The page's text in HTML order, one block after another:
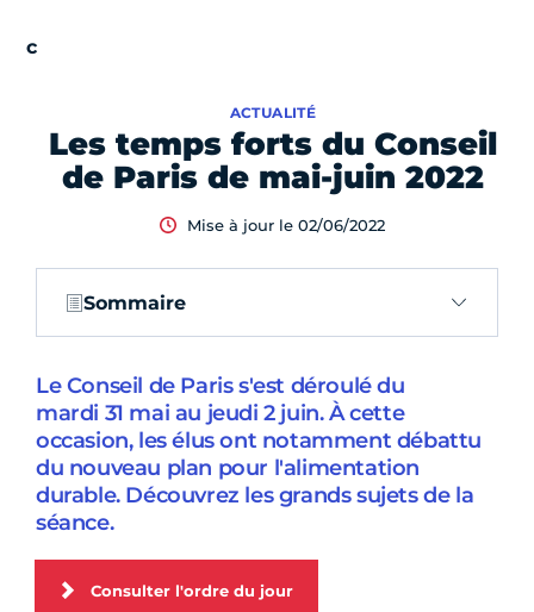
Les temps forts du Conseil
de Paris de mai-juin 2022
ACTUALITÉ
Mise à jour le 02/06/2022
Sommaire
Le Conseil de Paris s'est déroulé du
mardi 31 mai au jeudi 2 juin. À cette
occasion, les élus ont notamment débattu
du nouveau plan pour l'alimentation
durable. Découvrez les grands sujets de la
séance.
Consulter l'ordre du jour